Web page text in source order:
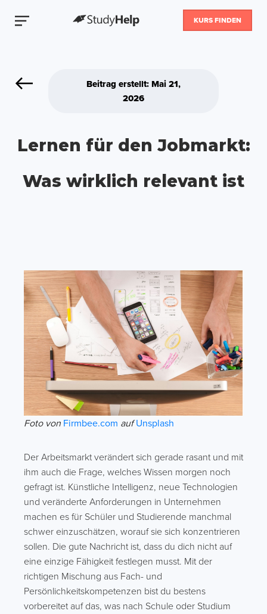
KURS FINDEN
Beitrag erstellt: Mai 21,
2026
Lernen für den Jobmarkt:
Was wirklich relevant ist
Foto von Firmbee.com auf Unsplash
Der Arbeitsmarkt verändert sich gerade rasant und mit
ihm auch die Frage, welches Wissen morgen noch
gefragt ist. Künstliche Intelligenz, neue Technologien
und veränderte Anforderungen in Unternehmen
machen es für Schüler und Studierende manchmal
schwer einzuschätzen, worauf sie sich konzentrieren
sollen. Die gute Nachricht ist, dass du dich nicht auf
eine einzige Fähigkeit festlegen musst. Mit der
richtigen Mischung aus Fach- und
Persönlichkeitskompetenzen bist du bestens
vorbereitet auf das, was nach Schule oder Studium